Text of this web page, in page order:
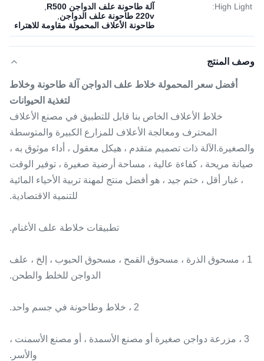
High Light: آلة طاحونة علف الدواجن R500
220v طاحونة علف الدواجن
طاحونة الأعلاف المحمولة مقاومة للاهتراء
وصف المنتج
أفضل سعر المحمولة خلاط علف الدواجن آلة طاحونة وخلاط
لتغذية الحيوانات
خلاط الأعلاف الخاص بنا قابل للتطبيق في مصنع الأعلاف
المحترف ومعالجة الأعلاف للمزارع الكبيرة والمتوسطة
والصغيرة.الآلة ذات تصميم متقدم ، هيكل معقول ، أداء موثوق به ،
صيانة مريحة ، كفاءة عالية ، مساحة أرضية صغيرة ، توفير الوقت
، غبار أقل ، ختم جيد ، هو أفضل منتج لمهنة تربية الأحياء المائية
للتنمية الاقتصادية.
تطبيقات خلاطة علف الأغنام.
1 ، مسحوق الذرة ، مسحوق القمح ، مسحوق الحبوب ، إلخ ، علف
الدواجن للخلط والطحن.
2 ، خلاط وطاحونة في جسم واحد.
3 ، مزرعة دواجن صغيرة أو مصنع الأسمدة ، أو مصنع الأسمنت ،
والأسر.